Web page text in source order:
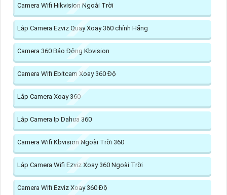
Camera Wifi Hikvision Ngoài Trời
Lắp Camera Ezviz Quay Xoay 360 chính Hãng
Camera 360 Báo Động Kbvision
Camera Wifi Ebitcam Xoay 360 Độ
Lắp Camera Xoay 360
Lắp Camera Ip Dahua 360
Camera Wifi Kbvision Ngoài Trời 360
Lắp Camera Wifi Ezviz Xoay 360 Ngoài Trời
Camera Wifi Ezviz Xoay 360 Độ